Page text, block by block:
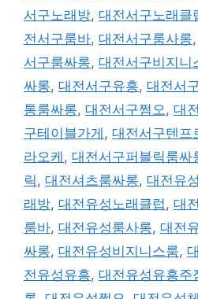
서구노래방, 대전서구노래클
전서구룸바, 대전서구룸사롱,
서구룸싸롱, 대전서구비지니
싸롱, 대전서구유흥, 대전서
통룸싸롱, 대전서구쩜오 , 대
구테이블가게 , 대전서구텐프
라오케 , 대전서구퍼블릭룸싸
릭 , 대전셔츠룸싸롱, 대전유
래방, 대전유성노래클럽 , 대
룸바, 대전유성룸사롱, 대전
싸롱, 대전유성비지니스룸,
전유성유흥, 대전유성유흥주